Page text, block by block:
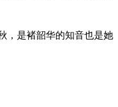
，是褚韶华的知音也是她